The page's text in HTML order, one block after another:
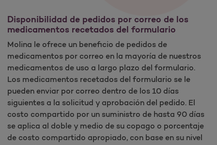
Disponibilidad de pedidos por correo de los
medicamentos recetados del formulario
Molina le ofrece un beneficio de pedidos de
medicamentos por correo en la mayoría de nuestros
medicamentos de uso a largo plazo del formulario.
Los medicamentos recetados del formulario se le
pueden enviar por correo dentro de los 10 días
siguientes a la solicitud y aprobación del pedido. El
costo compartido por un suministro de hasta 90 días
se aplica al doble y medio de su copago o porcentaje
de costo compartido apropiado, con base en su nivel